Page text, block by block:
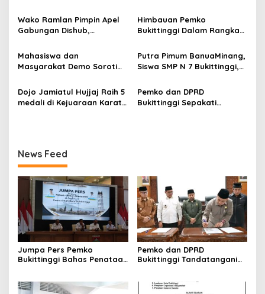
s
Kampus UFDK
Perubahan KUA-PPAS APBD
2026
Wako Ramlan Pimpin Apel
Gabungan Dishub,
Persiapan Angkutan Gratis
Pelajar
Himbauan Pemko
Bukittinggi Dalam Rangka
Tahun ke-81 Kemerdekaan
Republik Indonesia
Mahasiswa dan
Masyarakat Demo Soroti
PP, GMNI Bukittinggi
Kecewa Wali Kota dan
DPRD Tak Hadir Temui
Putra Pimum BanuaMinang,
Siswa SMP N 7 Bukittinggi,
Festival Komite Pemula
Berat 40 Kg dalam
Kejuaraan Karate Jam
Dojo Jamiatul Hujjaj Raih 5
medali di Kejuaraan Karate
Pemko dan DPRD
Bukittinggi Sepakati
News Feed
Jumpa Pers Pemko
Bukittinggi Bahas Penataan
Pemko dan DPRD
Bukittinggi Tandatangani
2026